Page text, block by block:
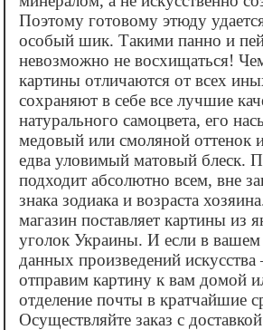
Поэтому готовому этюду
особый шик. Такими панно и
невозможно не восхищаться!
картины отличаются от всех
сохраняют в себе все лучшие
натурального самоцвета, его
медовый или смоляной оттенок
едва уловимый матовый блеск.
подходит абсолютно всем, вне
знака зодиака и возраста
магазин поставляет картины из
уголок Украины. И если в вашем
данных произведений
отправим картину к вам домой
отделение почты в кратчайшие
Осуществляйте заказ с